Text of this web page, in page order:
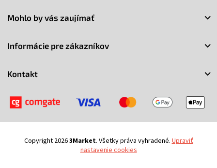
Mohlo by vás zaujímať
Informácie pre zákazníkov
Kontakt
Copyright 20263Market. Všetky práva vyhradené.Upraviť
nastavenie cookies